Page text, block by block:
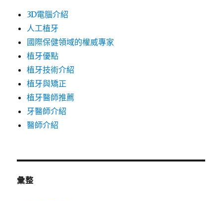
3D電腦介紹
人工植牙
國際保健領域的權威專家
植牙優點
植牙技術介紹
植牙與矯正
植牙醫師推薦
牙醫師介紹
醫師介紹
彙整